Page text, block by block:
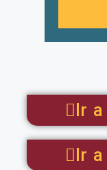
Ir
Ir